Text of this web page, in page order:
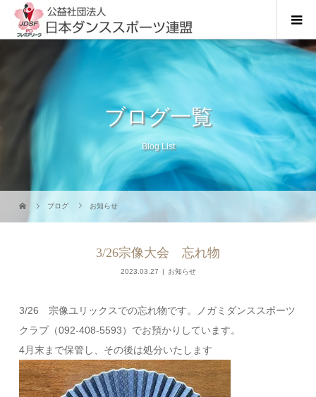
ブログ一覧
Blog List
ブログ お知らせ
3/26宗像大会 忘れ物
2023.03.27 お知らせ
3/26 宗像ユリックスでの忘れ物です。ノガミダンススポーツ
クラブ（092-408-5593）でお預かりしています。
4月末まで保管し、その後は処分いたします